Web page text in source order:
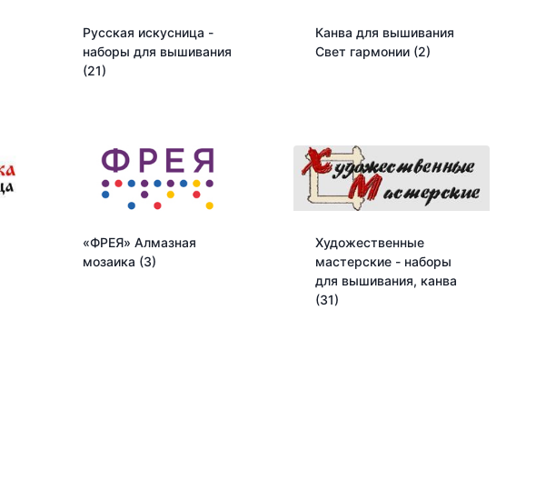
Русская искусница -
наборы для вышивания
(21)
Канва для вышивания
Свет гармонии (2)
«ФРЕЯ» Алмазная
мозаика (3)
Художественные
мастерские - наборы
для вышивания, канва
(31)